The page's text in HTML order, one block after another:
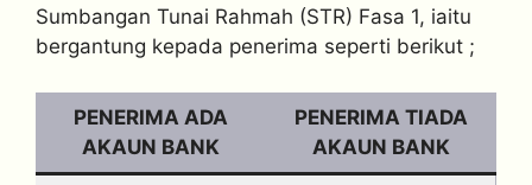
Sumbangan Tunai Rahmah (STR) Fasa 1, iaitu
bergantung kepada penerima seperti berikut ;
PENERIMA ADA
AKAUN BANK
PENERIMA TIADA
AKAUN BANK